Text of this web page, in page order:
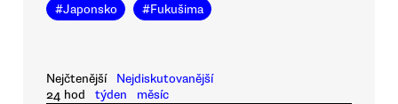
#Japonsko #Fukušima
Nejčtenější
Nejdiskutovanější
24 hod
týden měsíc